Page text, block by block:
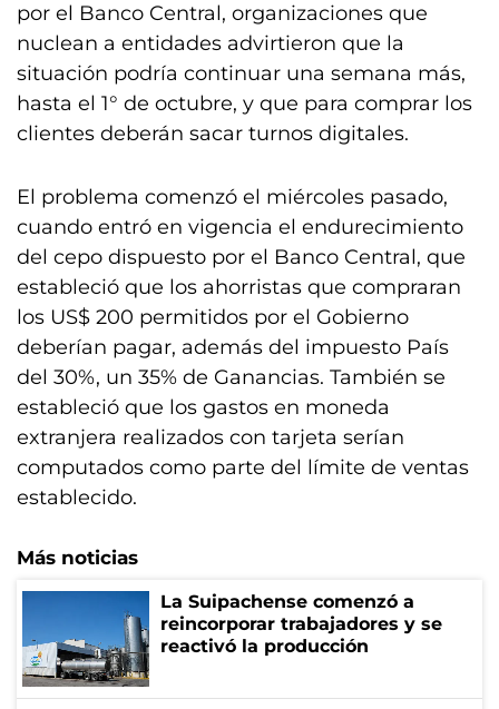
por el Banco Central, organizaciones que
nuclean a entidades advirtieron que la
situación podría continuar una semana más,
hasta el 1° de octubre, y que para comprar los
clientes deberán sacar turnos digitales.
El problema comenzó el miércoles pasado,
cuando entró en vigencia el endurecimiento
del cepo dispuesto por el Banco Central, que
estableció que los ahorristas que compraran
los US$ 200 permitidos por el Gobierno
deberían pagar, además del impuesto País
del 30%, un 35% de Ganancias. También se
estableció que los gastos en moneda
extranjera realizados con tarjeta serían
computados como parte del límite de ventas
establecido.
Más noticias
La Suipachense comenzó a
reincorporar trabajadores y se
reactivó la producción